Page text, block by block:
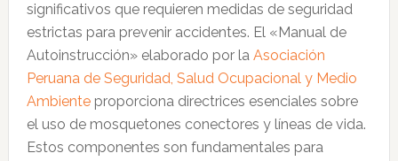
significativos que requieren medidas de seguridad
estrictas para prevenir accidentes. El «Manual de
Autoinstrucción» elaborado por la Asociación
Peruana de Seguridad, Salud Ocupacional y Medio
Ambienteproporciona directrices esenciales sobre
el uso de mosquetones conectores y líneas de vida.
Estos componentes son fundamentales para